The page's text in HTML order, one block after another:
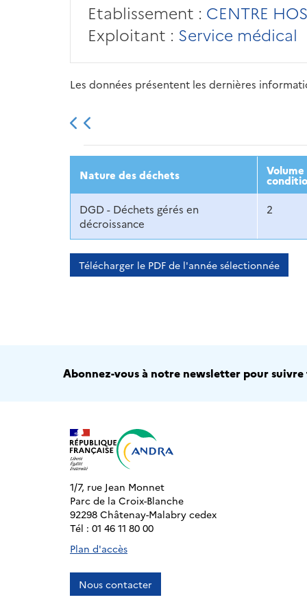
Etablissement : CENTRE
Exploitant : Service médical
Les données présentent les dernières
2013 2014 2015
Nature des déchets
DGD - Déchets gérés en
décroissance
2
Télécharger le PDF de l'année sélectionnée
Abonnez-vous à notre newsletter pour suivre
1/7, rue Jean Monnet
Parc de la Croix-Blanche
92298 Châtenay-Malabry cedex
Tél : 01 46 11 80 00
Plan d'accès
Nous contacter